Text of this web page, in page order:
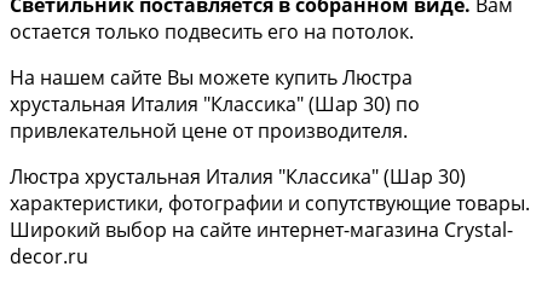
остается только подвесить его на потолок.
На нашем сайте Вы можете купить Люстра
хрустальная Италия "Классика" (Шар 30) по
привлекательной цене от производителя.
Люстра хрустальная Италия "Классика" (Шар 30)
характеристики, фотографии и сопутствующие товары.
Широкий выбор на сайте интернет-магазина Crystal-
decor.ru